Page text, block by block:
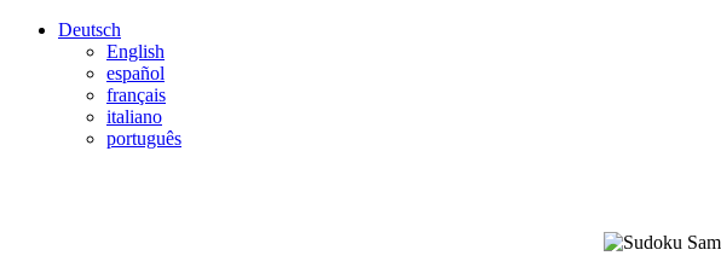
Deutsch
English
español
français
italiano
português